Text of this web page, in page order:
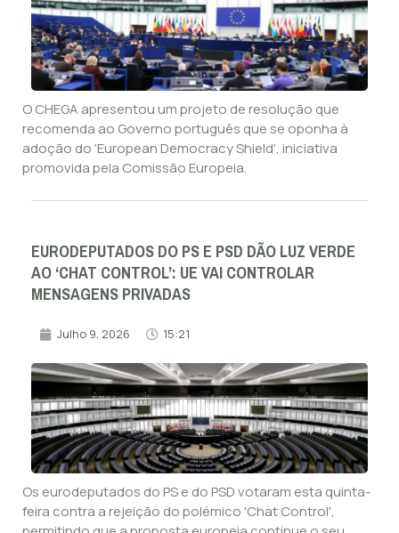
O CHEGA apresentou um projeto de resolução que
recomenda ao Governo português que se oponha à
adoção do 'European Democracy Shield', iniciativa
promovida pela Comissão Europeia.
EURODEPUTADOS DO PS E PSD DÃO LUZ VERDE
AO ‘CHAT CONTROL’: UE VAI CONTROLAR
MENSAGENS PRIVADAS
Julho 9, 2026 15:21
Os eurodeputados do PS e do PSD votaram esta quinta-
feira contra a rejeição do polémico 'Chat Control',